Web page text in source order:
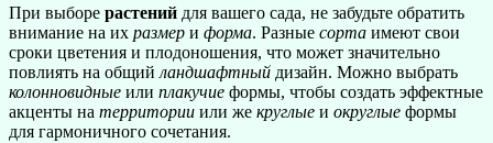
При выборе растений для вашего сада, не забудьте обратить
внимание на их размер и форма. Разные сорта имеют свои
сроки цветения и плодоношения, что может значительно
повлиять на общий ландшафтный дизайн. Можно выбрать
колонновидные или плакучие формы, чтобы создать эффектные
акценты на территории или же круглые и округлые формы
для гармоничного сочетания.